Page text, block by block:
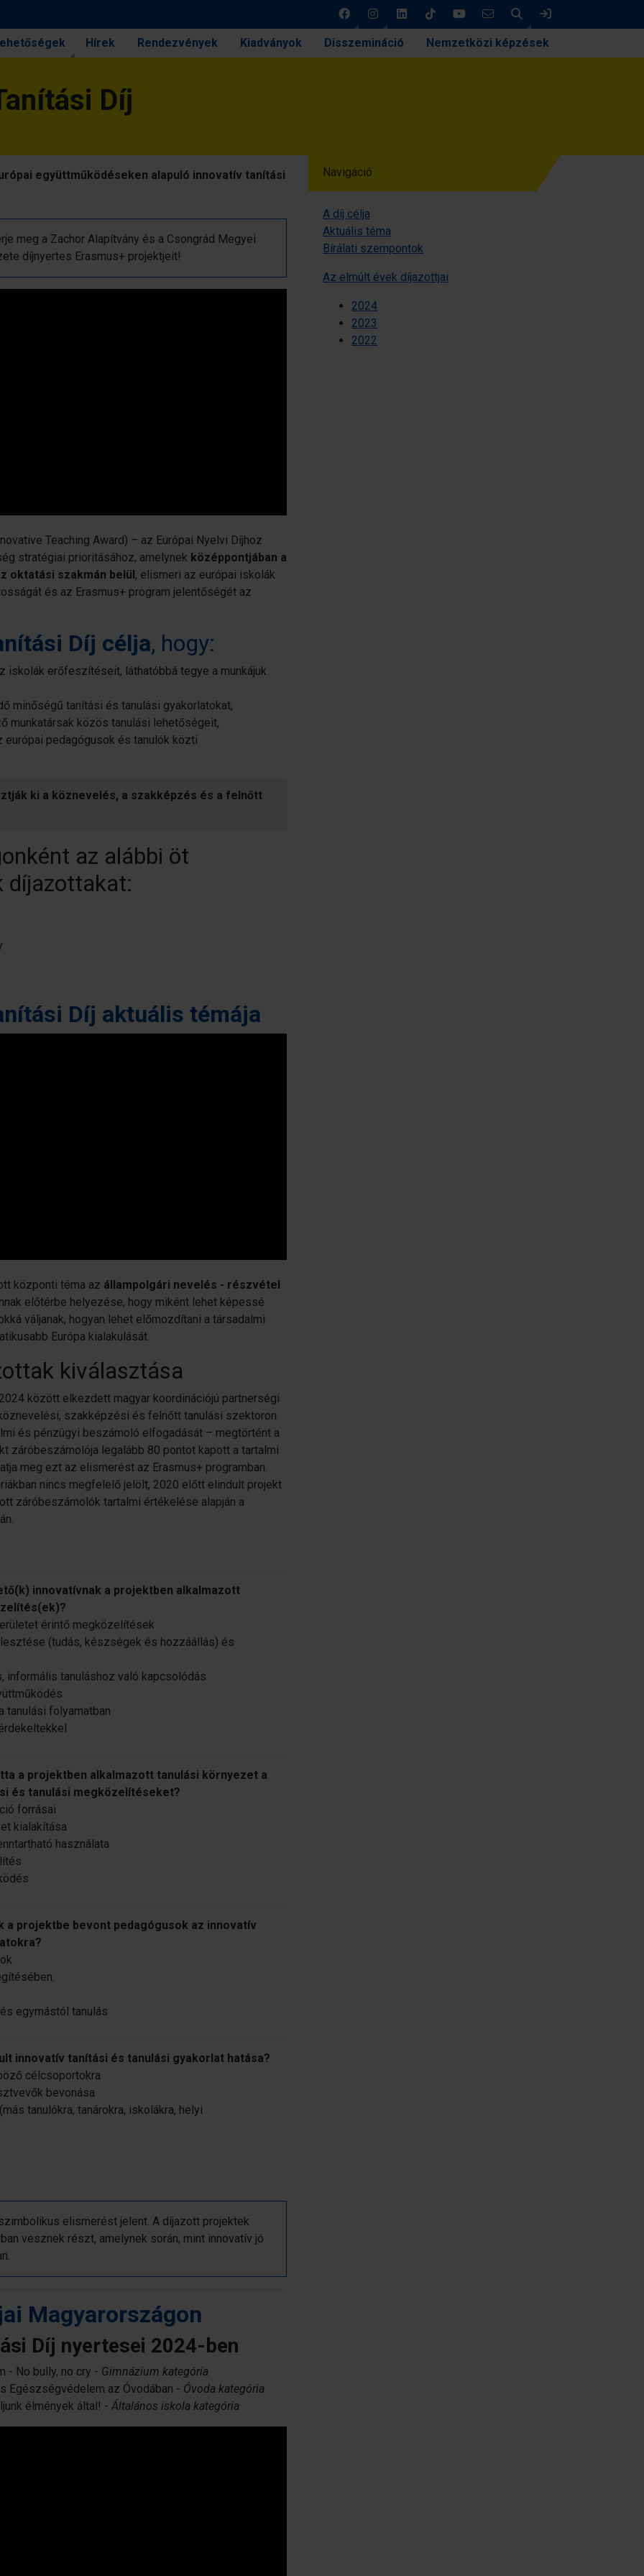
Keresés
Hírek Rendezvények Kiadványok Disszemináció Nemzetközi képzések
Díj
együttműködéseken alapuló innovatív tanítási
meg a Zachor Alapítvány és a Csongrád Megyei
díjnyertes Erasmus+ projektjeit!
Teaching Award) – az Európai Nyelvi Díjhoz
stratégiai prioritásához, amelynek középpontjában a
oktatási szakmán belül, elismeri az európai iskolák
és az Erasmus+ program jelentőségét az
Díj célja, hogy:
iskolák erőfeszítéseit, láthatóbbá tegye a munkájuk
minőségű tanítási és tanulási gyakorlatokat,
munkatársak közös tanulási lehetőségeit,
európai pedagógusok és tanulók közti
ki a köznevelés, a szakképzés és a felnőtt
az alábbi öt
díjazottakat:
Díj aktuális témája
központi téma az állampolgári nevelés - részvétel
előtérbe helyezése, hogy miként lehet képessé
váljanak, hogyan lehet előmozdítani a társadalmi
Európa kialakulását.
kiválasztása
között elkezdett magyar koordinációjú partnerségi
szakképzési és felnőtt tanulási szektoron
és pénzügyi beszámoló elfogadását – megtörtént a
záróbeszámolója legalább 80 pontot kapott a tartalmi
meg ezt az elismerést az Erasmus+ programban.
nincs megfelelő jelölt, 2020 előtt elindult projekt
záróbeszámolók tartalmi értékelése alapján a
innovatívnak a projektben alkalmazott
érintő megközelítések
(tudás, készségek és hozzáállás) és
informális tanuláshoz való kapcsolódás
tanulási folyamatban
a projektben alkalmazott tanulási környezet a
és tanulási megközelítéseket?
forrásai
kialakítása
használata
a projektbe bevont pedagógusok az innovatív
egymástól tanulás
innovatív tanítási és tanulási gyakorlat hatása?
célcsoportokra
bevonása
tanulókra, tanárokra, iskolákra, helyi
elismerést jelent. A díjazott projektek
vesznek részt, amelynek során, mint innovatív jó
Magyarországon
Díj nyertesei 2024-ben
- No bully, no cry - Gimnázium kategória
Egészségvédelem az Óvodában - Óvoda kategória
élmények által! - Általános iskola kategória
Navigáció
A díj célja
Aktuális téma
Bírálati szempontok
Az elmúlt évek díjazottjai
2024
2023
2022